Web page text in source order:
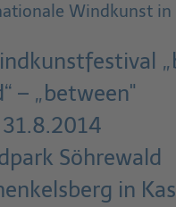
Windkunst in
– „between"
31.8.2014
Söhrewald
in